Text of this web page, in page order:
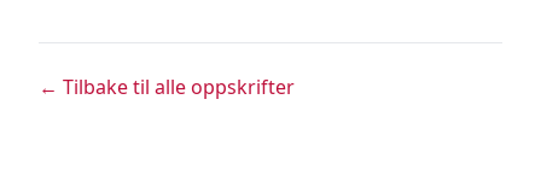
← Tilbake til alle oppskrifter